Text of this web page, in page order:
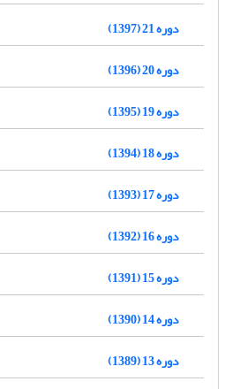
دوره 21 (1397)
دوره 20 (1396)
دوره 19 (1395)
دوره 18 (1394)
دوره 17 (1393)
دوره 16 (1392)
دوره 15 (1391)
دوره 14 (1390)
دوره 13 (1389)